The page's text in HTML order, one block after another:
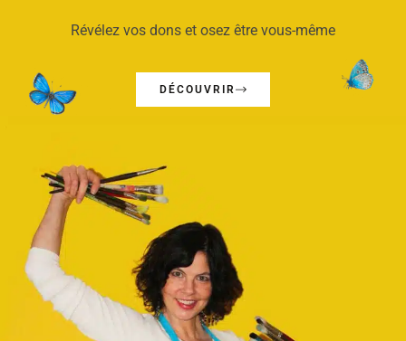
Révélez vos dons et osez être vous-même
DÉCOUVRIR